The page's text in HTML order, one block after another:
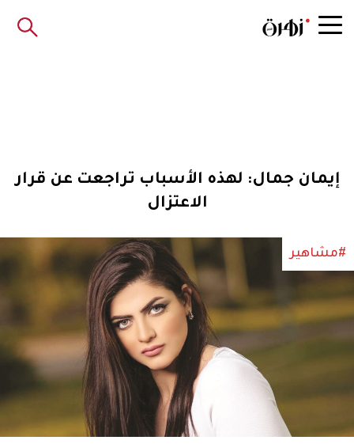
إيمان جمال: لهذه الأسباب تراجعت عن قرار
الاعتزال
#مشاهير